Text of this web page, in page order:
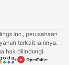
Inc., perusahaan
terkait lainnya.
hak dilindungi.